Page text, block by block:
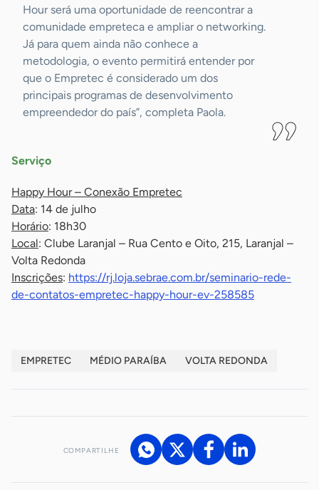
Hour será uma oportunidade de reencontrar a
comunidade empreteca e ampliar o networking.
Já para quem ainda não conhece a
metodologia, o evento permitirá entender por
que o Empretec é considerado um dos
principais programas de desenvolvimento
empreendedor do país”, completa Paola.
Serviço
Happy Hour – Conexão Empretec
Data: 14 de julho
Horário: 18h30
Local: Clube Laranjal – Rua Cento e Oito, 215, Laranjal –
Volta Redonda
Inscrições: https://rj.loja.sebrae.com.br/seminario-rede-
de-contatos-empretec-happy-hour-ev-258585
EMPRETEC MÉDIO PARAÍBA VOLTA REDONDA
COMPARTILHE